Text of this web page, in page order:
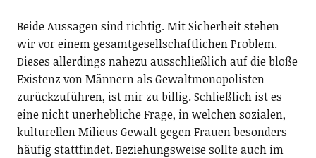
Beide Aussagen sind richtig. Mit Sicherheit stehen
wir vor einem gesamtgesellschaftlichen Problem.
Dieses allerdings nahezu ausschließlich auf die bloße
Existenz von Männern als Gewaltmonopolisten
zurückzuführen, ist mir zu billig. Schließlich ist es
eine nicht unerhebliche Frage, in welchen sozialen,
kulturellen Milieus Gewalt gegen Frauen besonders
häufig stattfindet. Beziehungsweise sollte auch im